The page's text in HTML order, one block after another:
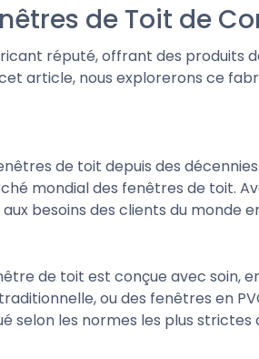
de Toit de
réputé, offrant des produits
article, nous explorerons ce
de toit depuis des
mondial des fenêtres de toit.
besoins des clients du monde
de toit est conçue avec soin,
ou des fenêtres en
selon les normes les plus strictes